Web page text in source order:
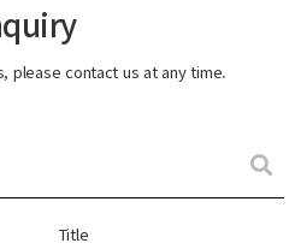
please contact us at any time.
Title